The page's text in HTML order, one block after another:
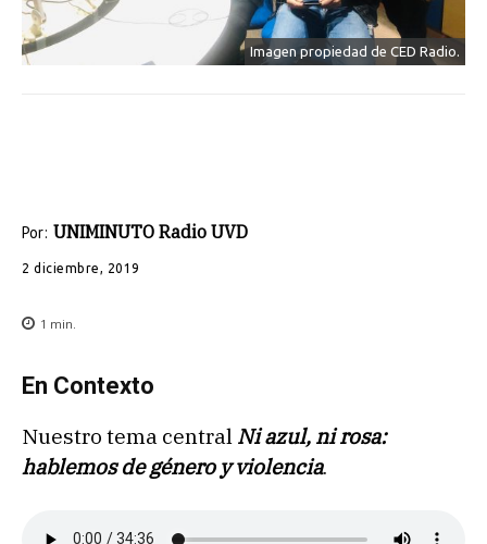
Imagen propiedad de CED Radio.
Por: UNIMINUTO Radio UVD
2 diciembre, 2019
1 min.
En Contexto
Nuestro tema central Ni azul, ni rosa:
hablemos de género y violencia.